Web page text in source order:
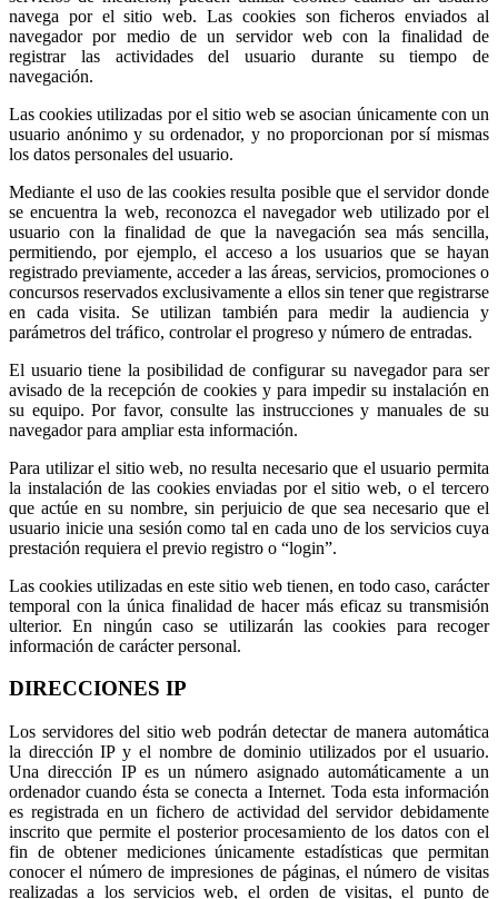
navega por el sitio web. Las cookies son ficheros enviados al
navegador por medio de un servidor web con la finalidad de
registrar las actividades del usuario durante su tiempo de
navegación.
Las cookies utilizadas por el sitio web se asocian únicamente con un
usuario anónimo y su ordenador, y no proporcionan por sí mismas
los datos personales del usuario.
Mediante el uso de las cookies resulta posible que el servidor donde
se encuentra la web, reconozca el navegador web utilizado por el
usuario con la finalidad de que la navegación sea más sencilla,
permitiendo, por ejemplo, el acceso a los usuarios que se hayan
registrado previamente, acceder a las áreas, servicios, promociones o
concursos reservados exclusivamente a ellos sin tener que registrarse
en cada visita. Se utilizan también para medir la audiencia y
parámetros del tráfico, controlar el progreso y número de entradas.
El usuario tiene la posibilidad de configurar su navegador para ser
avisado de la recepción de cookies y para impedir su instalación en
su equipo. Por favor, consulte las instrucciones y manuales de su
navegador para ampliar esta información.
Para utilizar el sitio web, no resulta necesario que el usuario permita
la instalación de las cookies enviadas por el sitio web, o el tercero
que actúe en su nombre, sin perjuicio de que sea necesario que el
usuario inicie una sesión como tal en cada uno de los servicios cuya
prestación requiera el previo registro o “login”.
Las cookies utilizadas en este sitio web tienen, en todo caso, carácter
temporal con la única finalidad de hacer más eficaz su transmisión
ulterior. En ningún caso se utilizarán las cookies para recoger
información de carácter personal.
DIRECCIONES IP
Los servidores del sitio web podrán detectar de manera automática
la dirección IP y el nombre de dominio utilizados por el usuario.
Una dirección IP es un número asignado automáticamente a un
ordenador cuando ésta se conecta a Internet. Toda esta información
es registrada en un fichero de actividad del servidor debidamente
inscrito que permite el posterior procesamiento de los datos con el
fin de obtener mediciones únicamente estadísticas que permitan
conocer el número de impresiones de páginas, el número de visitas
realizadas a los servicios web, el orden de visitas, el punto de